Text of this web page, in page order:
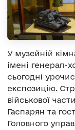
У музейній
імені генерал-
сьогодні
експозицію.
військової
Гаспарян та
Головного